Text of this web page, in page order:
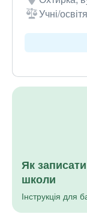
Учні/
Як
школи
Інструкція для